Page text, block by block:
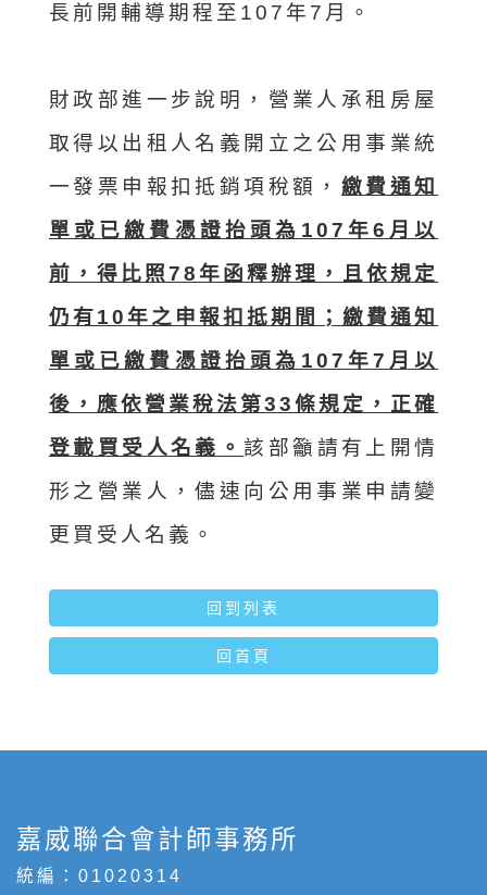
長前開輔導期程至107年7月。
財政部進一步說明，營業人承租房屋
取得以出租人名義開立之公用事業統
一發票申報扣抵銷項稅額， 繳費通知
單或已繳費憑證抬頭為107年6月以
前，得比照78年函釋辦理，且依規定
仍有10年之申報扣抵期間；繳費通知
單或已繳費憑證抬頭為107年7月以
後，應依營業稅法第33條規定，正確
登載買受人名義。該部籲請有上開情
形之營業人，儘速向公用事業申請變
更買受人名義。
回到列表
回首頁
嘉威聯合會計師事務所
統編：01020314